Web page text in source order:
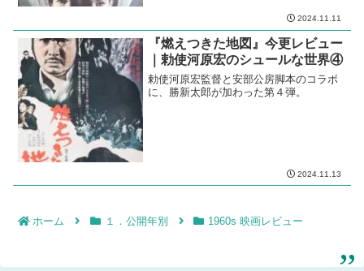
2024.11.11
『燃えつきた地図』今更レビュー
｜勅使河原宏のシュールな世界④
勅使河原宏監督と安部公房脚本のコラボ
に、勝新太郎が加わった第４弾。
2024.11.13
ホーム １．公開年別 1960s 映画レビュー